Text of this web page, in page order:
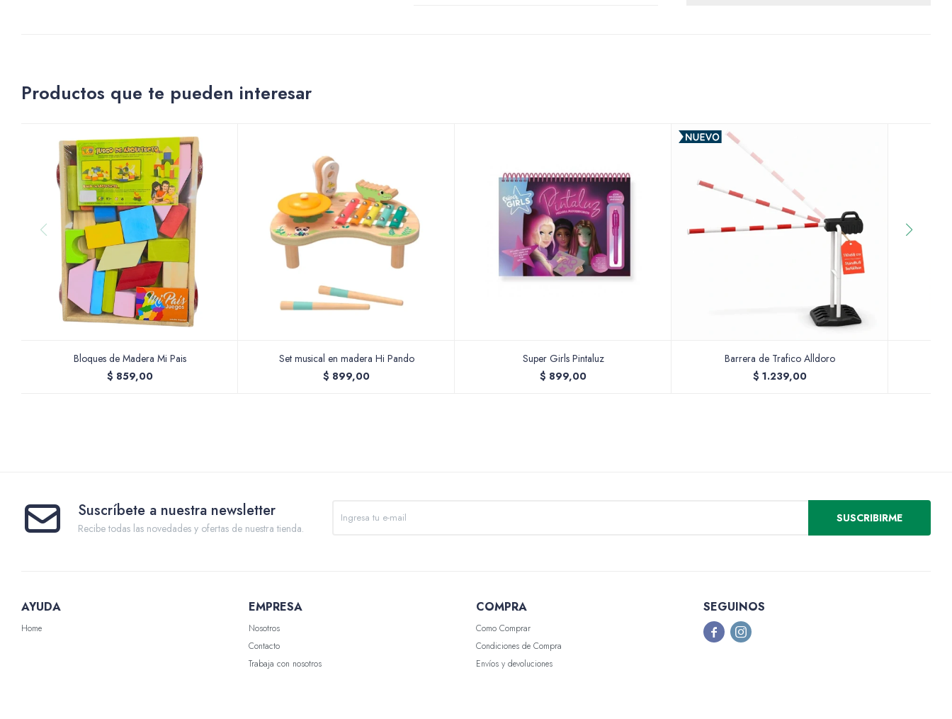
Productos que te pueden interesar
Bloques de Madera Mi Pais
$ 859,00
Set musical en madera Hi Pando
$ 899,00
Super Girls Pintaluz
$ 899,00
Barrera de Trafico Alldoro
$ 1.239,00
Suscríbete a nuestra newsletter
Recibe todas las novedades y ofertas de nuestra tienda.
SUSCRIBIRME
AYUDA
Home
EMPRESA
Nosotros
Contacto
Trabaja con nosotros
COMPRA
Como Comprar
Condiciones de Compra
Envíos y devoluciones
SEGUINOS
 